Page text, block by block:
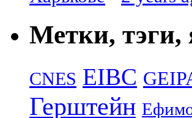
Метки,
CNES EIBC
Герштейн